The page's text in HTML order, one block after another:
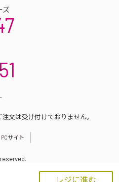
レジに進む
ズ
文は受け付けておりません。
PCサイト